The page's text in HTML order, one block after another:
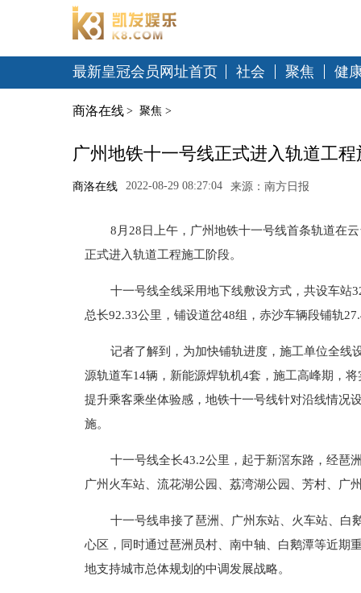
最新皇冠会员网址首页 社会 聚焦 健
商洛在线 > 聚焦 >
广州地铁十一号线正式进入轨道工
商洛在线 2022-08-29 08:27:04 来源：南方日报
8月28日上午，广州地铁十一号线首条轨道在
正式进入轨道工程施工阶段。
十一号线全线采用地下线敷设方式，共设车站
总长92.33公里，铺设道岔48组，赤沙车辆段铺轨
记者了解到，为加快铺轨进度，施工单位全线
源轨道车14辆，新能源焊轨机4套，施工高峰期，
提升乘客乘坐体验感，地铁十一号线针对沿线情况
施。
十一号线全长43.2公里，起于新滘东路，经琶
广州火车站、流花湖公园、荔湾湖公园、芳村、广
十一号线串接了琶洲、广州东站、火车站、白
心区，同时通过琶洲员村、南中轴、白鹅潭等近期
地支持城市总体规划的中调发展战略。